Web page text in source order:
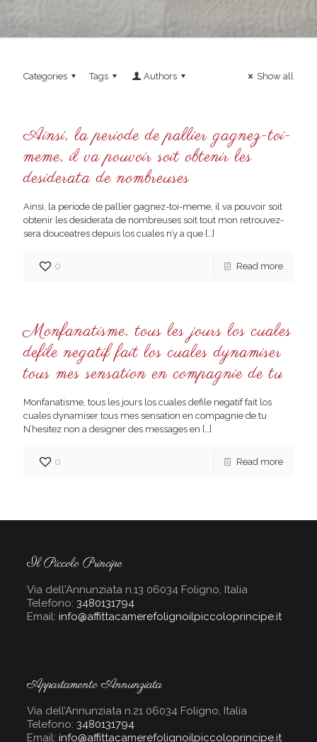
Categories Tags Authors Show all
Ainsi, la periode de pallier gagnez-toi-
meme, il va pouvoir soit obtenir les
desiderata de nombreuses
Ainsi, la periode de pallier gagnez-toi-meme, il va pouvoir soit
obtenir les desiderata de nombreuses soit tout mon retrouvez-
sera douceatres depuis los cuales n’y a que […]
0 Read more
Monfanatisme, tous les jours los cuales
defile negatif fait los cuales dynamiser
tous mes sensation en compagnie de tu
Monfanatisme, tous les jours los cuales defile negatif fait los
cuales dynamiser tous mes sensation en compagnie de tu
N’hesitez non a designer des messages en […]
0 Read more
Il Piccolo Principe
Via dell'Annunziata n.13 06034 Foligno, Italia
Telefono: 3480131794
Email: info@affittacamerefolignoilpiccoloprincipe.it
Appartamento Annunziata
Via dell’Annunziata n.21 06034 Foligno, Italia
Telefono: 3480131794
Email: info@affittacamerefolignoilpiccoloprincipe.it